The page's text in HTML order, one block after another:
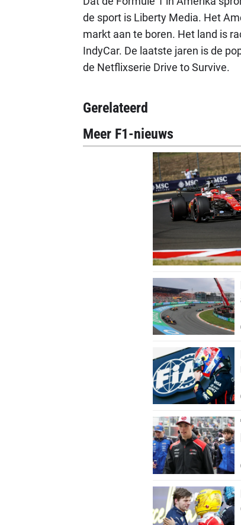
de sport is Liberty Media. Het
markt aan te boren. Het land is
IndyCar. De laatste jaren is de
de Netflixserie Drive to Survive.
Gerelateerd
Meer F1-nieuws